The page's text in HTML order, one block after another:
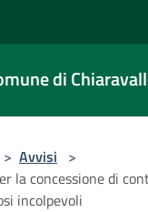
di
> Avvisi >
la concessione di
incolpevoli